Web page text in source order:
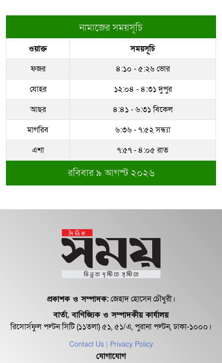
যাত্রাবিরতি...
‘রিহ্যাব-রাজউক ইন্সপেক্টর ও ভবন
মালিকদের যৌথ প্রযো...
জেআইসিতে আটকে তারেক রহমানকেও
নির্যাতন করা হয়েছিল
রাজউকের ইমারত পরিদর্শক বাপ্পিকে
জোন-৮ এ বদলী
ধরাকে সরা জ্ঞান করেন উমেদার রানা
সম্পদের পাহাড় গড়েছেন নকল নবিশ
আতাউর রহমান
অবশেষে বরখাস্ত রাজউকের শফিউল্লাহ
১৮ জুলাই সব মোবাইল গ্রাহকরা পাবেন
১ জিবি ফ্রি ইন্টারনেট
শেরে বাংলা বালিকা মহাবিদ্যালয়ে ‘নিয়ম
নামাজের সময়সূচি
ওয়াক্ত
সময়সূচি
ফজর
৪:১০ - ৫:২৬ ভোর
যোহর
১২:০৪ - ৪:৩১ দুপুর
আছর
৪:৪১ - ৬:৩১ বিকেল
মাগরিব
৬:৩৬ - ৭:৫২ সন্ধ্যা
এশা
৭:৫৭ - ৪:০৫ রাত
রবিবার ৯ আগস্ট ২০২৬
প্রকাশক ও সম্পাদক:জেহাদ হোসেন চৌধুরী।
বার্তা, বাণিজ্যিক ও সম্পাদকীয় কার্যালয়
রিসোর্সফুল পল্টন সিটি (১১তলা) ৫১, ৫১/এ, পুরানা পল্টন, ঢাকা-১০০০।
Contact Us | Privacy Policy
যোগাযোগ